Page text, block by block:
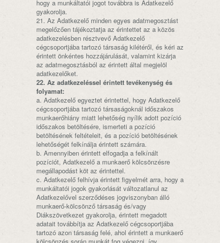
hogy a munkáltatói jogot továbbra is Adatkezelő
gyakorolja.
21. Az Adatkezelő minden egyes adatmegosztást
megelőzően tájékoztatja az érintettet az a közös
adatkezelésben résztvevő Adatkezelő
cégcsoportjába tartozó társaság kilétéről, és kéri az
érintett önkéntes hozzájárulását, valamint kizárja
az adatmegosztásból az érintett által megjelöl
adatkezelőket.
22. Az adatkezeléssel érintett tevékenység és
folyamat:
a. Adatkezelő egyeztet érintettel, hogy Adatkezelő
cégcsoportjába tartozó társaságoknál időszakos
munkaerőhiány miatt lehetőség nyílik adott pozíció
időszakos betöltésére, ismerteti a pozíció
betöltésének feltételeit, és a pozíció betöltésének
lehetőségét felkínálja érintett számára.
b. Amennyiben érintett elfogadja a felkínált
pozíciót, Adatkezelő a munkaerő kölcsönzésre
megállapodást köt az érintettel.
c. Adatkezelő felhívja érintett figyelmét arra, hogy a
munkáltatói jogok gyakorlását változatlanul az
Adatkezelővel szerződéses jogviszonyban álló
munkaerő-kölcsönző társaság és/vagy
Diákszövetkezet gyakorolja, érintett megadott
adatait továbbítja az Adatkezelő cégcsoportjába
tartozó azon társaság felé, ahol érintett a munkaerő